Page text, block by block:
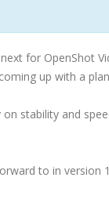
for OpenShot
up with a
stability and
to in version